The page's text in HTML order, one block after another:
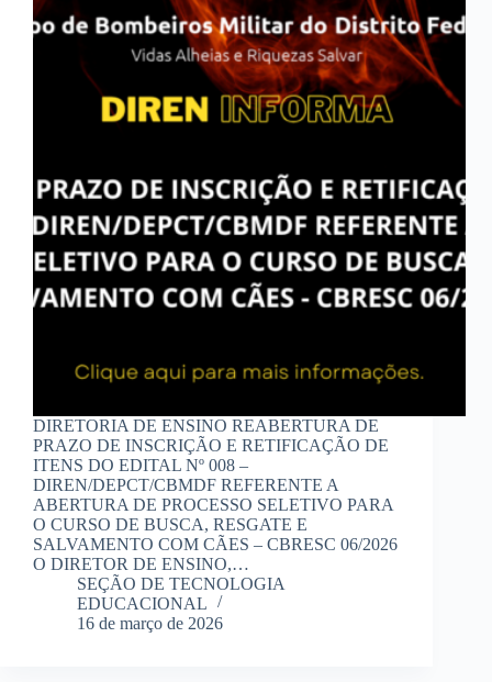
DIRETORIA DE ENSINO REABERTURA DE
PRAZO DE INSCRIÇÃO E RETIFICAÇÃO DE
ITENS DO EDITAL Nº 008 –
DIREN/DEPCT/CBMDF REFERENTE A
ABERTURA DE PROCESSO SELETIVO PARA
O CURSO DE BUSCA, RESGATE E
SALVAMENTO COM CÃES – CBRESC 06/2026
O DIRETOR DE ENSINO,…
SEÇÃO DE TECNOLOGIA
EDUCACIONAL
16 de março de 2026